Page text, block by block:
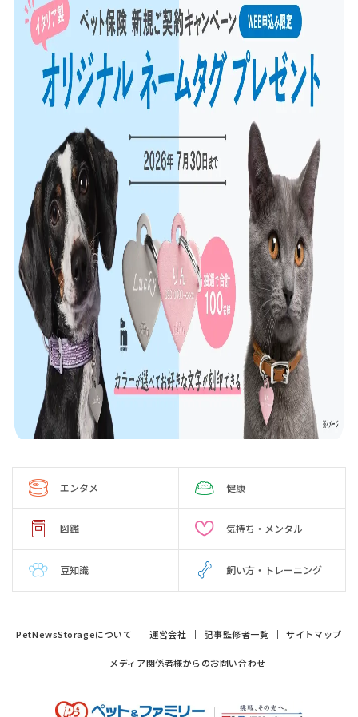
エンタメ 健康
図鑑 気持ち・メンタル
豆知識 飼い方・トレーニング
PetNewsStorageについて 運営会社 記事監修者一覧 サイトマップ
メディア関係者様からのお問い合わせ